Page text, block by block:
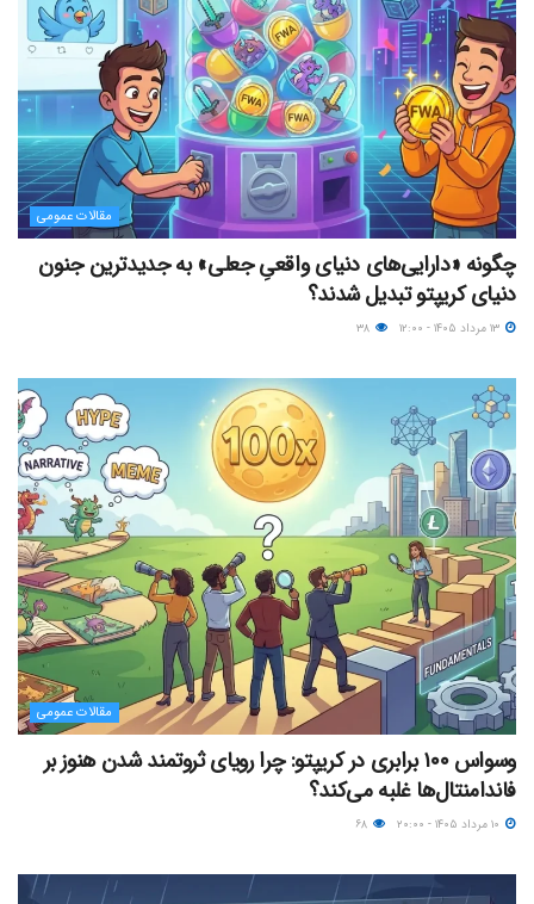
مقالات عمومی
چگونه «دارایی‌های دنیای واقعیِ جعلی» به جدیدترین جنون
دنیای کریپتو تبدیل شدند؟
مقالات عمومی
وسواس ۱۰۰ برابری در کریپتو: چرا رویای ثروتمند شدن هنوز بر
فاندامنتال‌ها غلبه می‌کند؟